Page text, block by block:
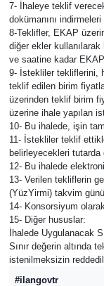
7- İhaleye teklif
dokümanını
8-Teklifler, EKAP
diğer ekler
ve saatine kadar
9- İstekliler tekliflerini,
teklif edilen birim
üzerinden teklif birim
üzerine ihale yapılan
10- Bu ihalede, işin
11- İstekliler teklif
belirleyecekleri
12- Bu ihalede
13- Verilen tekliflerin
(YüzYirmi) takvim
14- Konsorsiyum
15- Diğer hususlar:
İhalede Uygulanacak
Sınır değerin altında
istenilmeksizin
#ilangovtr